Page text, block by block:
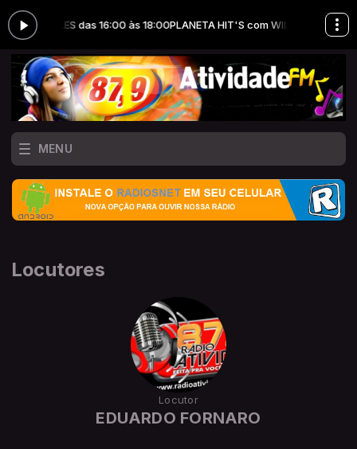
MEIRELLES das 16:00 às 18:00PLANETA HIT'S com WILSON
MENU
Locutores
Locutor
EDUARDO FORNARO